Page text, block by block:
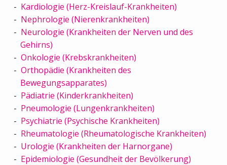
Kardiologie (Herz-Kreislauf-Krankheiten)
Nephrologie (Nierenkrankheiten)
Neurologie (Krankheiten der Nerven und des
Gehirns)
Onkologie (Krebskrankheiten)
Orthopädie (Krankheiten des
Bewegungsapparates)
Pädiatrie (Kinderkrankheiten)
Pneumologie (Lungenkrankheiten)
Psychiatrie (Psychische Krankheiten)
Rheumatologie (Rheumatologische Krankheiten)
Urologie (Krankheiten der Harnorgane)
Epidemiologie (Gesundheit der Bevölkerung)